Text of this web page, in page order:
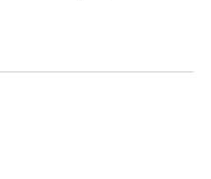
de la Fifa para la Copa